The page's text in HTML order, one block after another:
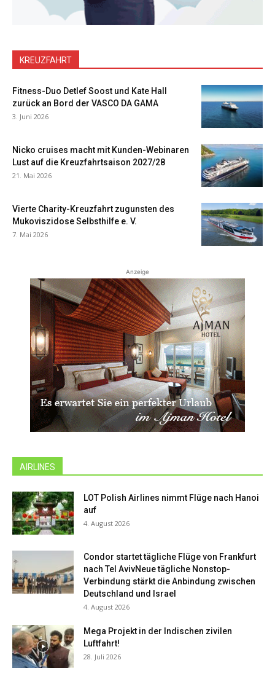
KREUZFAHRT
Fitness-Duo Detlef Soost und Kate Hall
zurück an Bord der VASCO DA GAMA
3. Juni 2026
Nicko cruises macht mit Kunden-Webinaren
Lust auf die Kreuzfahrtsaison 2027/28
21. Mai 2026
Vierte Charity-Kreuzfahrt zugunsten des
Mukoviszidose Selbsthilfe e. V.
7. Mai 2026
Anzeige
AIRLINES
LOT Polish Airlines nimmt Flüge nach Hanoi
auf
4. August 2026
Condor startet tägliche Flüge von Frankfurt
nach Tel AvivNeue tägliche Nonstop-
Verbindung stärkt die Anbindung zwischen
Deutschland und Israel
4. August 2026
Mega Projekt in der Indischen zivilen
Luftfahrt!
28. Juli 2026